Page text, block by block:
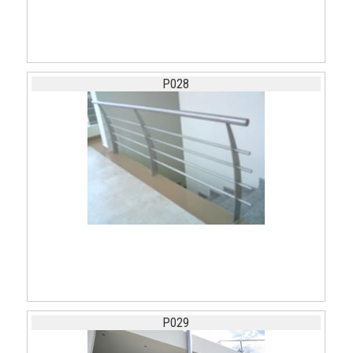
P028
P029